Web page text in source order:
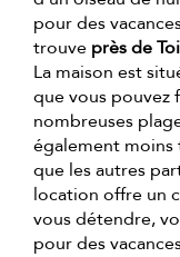
pour des
trouve près de
La maison est
que vous pouvez
nombreuses
également
que les autres
location offre un
vous détendre,
pour des